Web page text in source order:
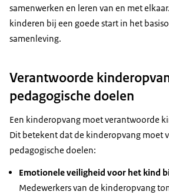
samenwerken en leren van en met
kinderen bij een goede start in het
samenleving.
Verantwoorde
pedagogische doelen
Een kinderopvang moet verantwoorde
Dit betekent dat de kinderopvang moet
pedagogische doelen:
Emotionele veiligheid voor het kind
Medewerkers van de kinderopvang